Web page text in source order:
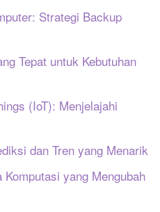
Strategi Backup
Tepat untuk Kebutuhan
(IoT): Menjelajahi
dan Tren yang Menarik
yang Mengubah